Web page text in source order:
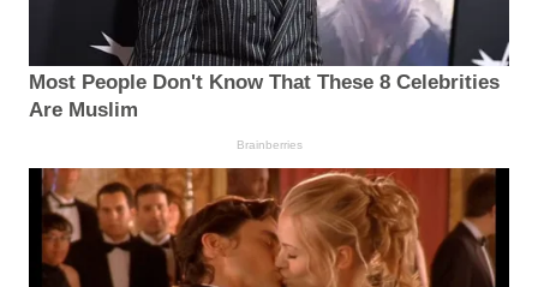
Most People Don't Know That These 8 Celebrities
Are Muslim
Brainberries